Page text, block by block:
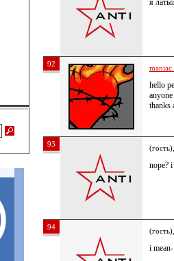
я
92
hello
thanks
93
nope?
94
i